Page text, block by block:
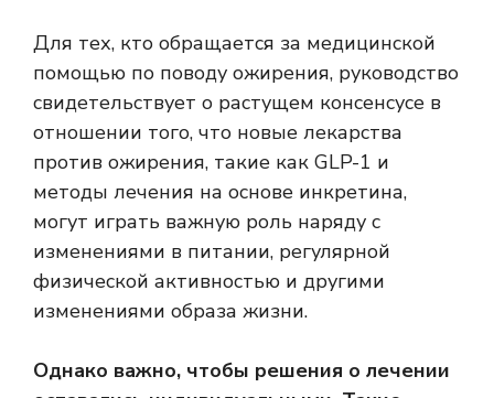
Для тех, кто обращается за медицинской
помощью по поводу ожирения, руководство
свидетельствует о растущем консенсусе в
отношении того, что новые лекарства
против ожирения, такие как GLP-1 и
методы лечения на основе инкретина,
могут играть важную роль наряду с
изменениями в питании, регулярной
физической активностью и другими
изменениями образа жизни.
Однако важно, чтобы решения о лечении